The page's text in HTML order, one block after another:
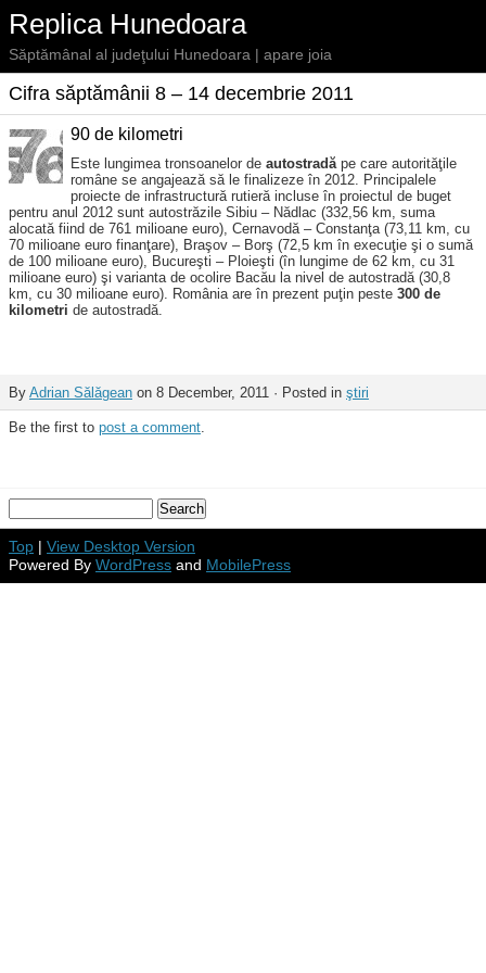
Replica Hunedoara
Săptămânal al judeţului Hunedoara | apare joia
Cifra săptămânii 8 – 14 decembrie 2011
90 de kilometri
Este lungimea tronsoanelor de autostradăpe care autorităţile
române se angajează să le finalizeze în 2012. Principalele
proiecte de infrastructură rutieră incluse în proiectul de buget
pentru anul 2012 sunt autostrăzile Sibiu – Nădlac (332,56 km, suma
alocată fiind de 761 milioane euro), Cernavodă – Constanţa (73,11 km, cu
70 milioane euro finanţare), Braşov – Borş (72,5 km în execuţie şi o sumă
de 100 milioane euro), Bucureşti – Ploieşti (în lungime de 62 km, cu 31
milioane euro) şi varianta de ocolire Bacău la nivel de autostradă (30,8
km, cu 30 milioane euro). România are în prezent puţin peste 300 de
kilometri de autostradă.
By Adrian Sălăgean on 8 December, 2011 · Posted in ştiri
Be the first to post a comment.
Top | View Desktop Version
Powered By WordPress and MobilePress